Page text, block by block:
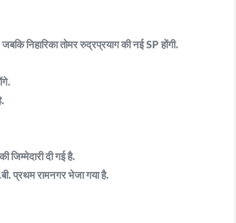
निहारिका तोमर रुद्रप्रयाग की नई SP होंगी.
जिम्मेदारी दी गई है.
प्रथम रामनगर भेजा गया है.